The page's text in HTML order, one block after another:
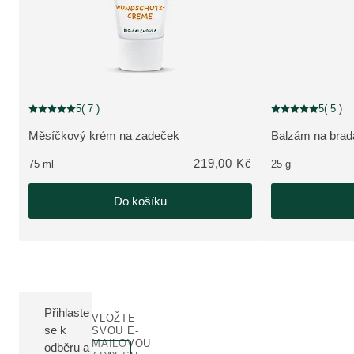
ZOBRAZIT PRODUKT:
Měsíčkový krém na zadeček
Aktuální hodnocení: 5 z 5 hvězdiček hodnoceno 7 zákazníky
5( 7 )
75 ml 219,00 Kč
Do košíku
ZOBRAZIT
Balzám na
Aktuální 5( 5 )
25 g
Přihlaste
se k
odběru a
VLOŽTE
SVOU E-
MAILOVOU